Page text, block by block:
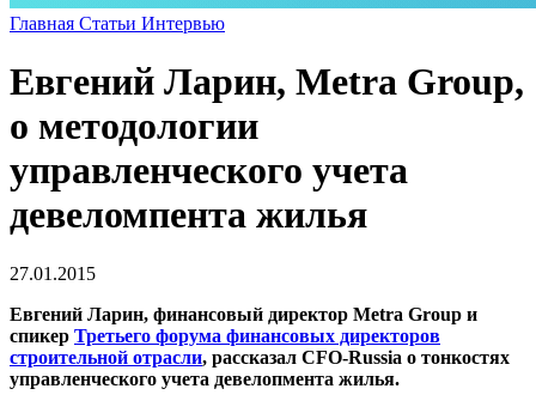
Главная Статьи Интервью
Евгений Ларин, Metra Group,
о методологии
управленческого учета
девеломпента жилья
27.01.2015
Евгений Ларин, финансовый директор Metra Group и
спикер Третьего форума финансовых директоров
строительной отрасли, рассказал CFO-Russia о тонкостях
управленческого учета девелопмента жилья.